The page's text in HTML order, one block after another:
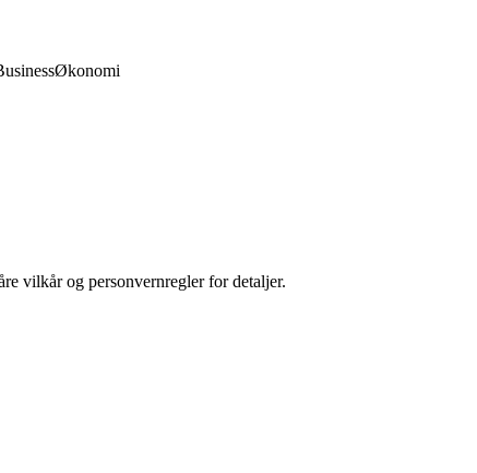
Økonomi
vilkår og personvernregler for detaljer.